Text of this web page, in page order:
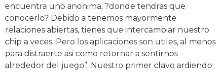
encuentra uno anonima, ?donde tendras que
conocerlo? Debido a tenemos mayormente
relaciones abiertas, tienes que intercambiar nuestro
chip a veces. Pero los aplicaciones son utiles, al menos
para distraerte asi como retornar a sentirnos
alrededor del juego”. Nuestro primer clavo ardiendo